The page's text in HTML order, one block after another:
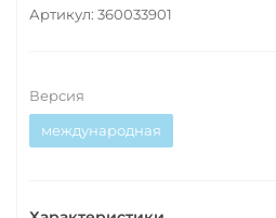
Артикул: 360033901
Версия
международная